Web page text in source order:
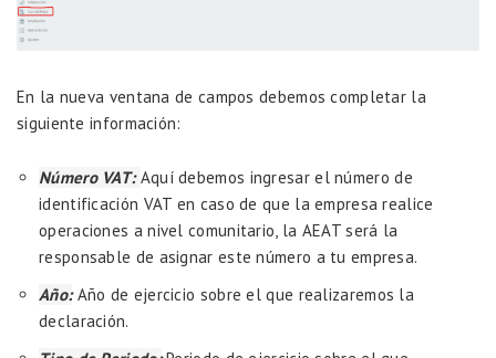
En la nueva ventana de campos debemos completar la
siguiente información:
Número VAT: Aquí debemos ingresar el número de
identificación VAT en caso de que la empresa realice
operaciones a nivel comunitario, la AEAT será la
responsable de asignar este número a tu empresa.
Año:Año de ejercicio sobre el que realizaremos la
declaración.